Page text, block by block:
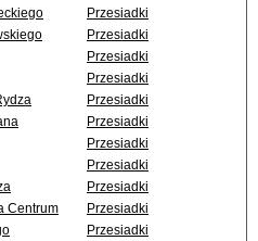
Przesiadki
Przesiadki
Przesiadki
Przesiadki
Przesiadki
Przesiadki
Przesiadki
Przesiadki
Przesiadki
Centrum
Przesiadki
Przesiadki